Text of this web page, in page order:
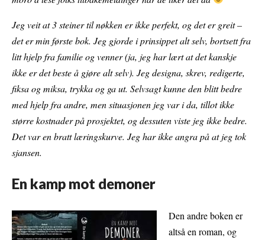
Jeg veit at 3 steiner til nøkken er ikke perfekt, og det er greit –
det er min første bok. Jeg gjorde i prinsippet alt selv, bortsett fra
litt hjelp fra familie og venner (ja, jeg har lært at det kanskje
ikke er det beste å gjøre alt selv). Jeg designa, skrev, redigerte,
fiksa og miksa, trykka og ga ut. Selvsagt kunne den blitt bedre
med hjelp fra andre, men situasjonen jeg var i da, tillot ikke
større kostnader på prosjektet, og dessuten viste jeg ikke bedre.
Det var en bratt læringskurve. Jeg har ikke angra på at jeg tok
sjansen.
En kamp mot demoner
Den andre boken er
altså en roman, og